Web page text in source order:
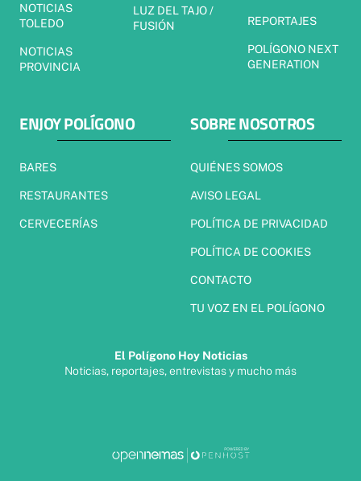
NOTICIAS
TOLEDO
NOTICIAS
PROVINCIA
LUZ DEL TAJO /
FUSIÓN
REPORTAJES
POLÍGONO NEXT
GENERATION
ENJOY POLÍGONO
BARES
RESTAURANTES
CERVECERÍAS
SOBRE NOSOTROS
QUIÉNES SOMOS
AVISO LEGAL
POLÍTICA DE PRIVACIDAD
POLÍTICA DE COOKIES
CONTACTO
TU VOZ EN EL POLÍGONO
El Polígono Hoy Noticias
Noticias, reportajes, entrevistas y mucho más